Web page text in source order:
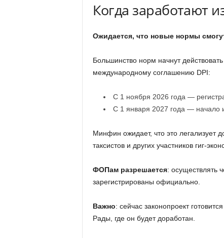
Когда заработают
Ожидается, что новые нормы
Большинство норм начнут
международному соглашению DPI:
С 1 ноября 2026 года —
С 1 января 2027 года — начало
Минфин ожидает, что это легализует
таксистов и других участников гиг-
ФОПам разрешается: осуществлять
зарегистрированы официально.
Важно: сейчас законопроект
Рады, где он будет доработан.